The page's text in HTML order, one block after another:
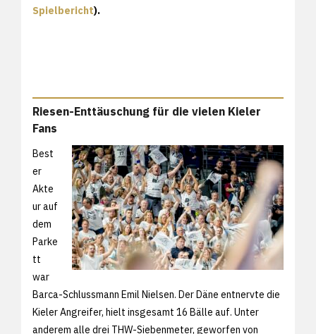
Spielbericht).
Riesen-Enttäuschung für die vielen Kieler
Fans
Best
er
Akte
ur auf
dem
Parke
tt
war
Barca-Schlussmann Emil Nielsen. Der Däne entnervte die
Kieler Angreifer, hielt insgesamt 16 Bälle auf. Unter
anderem alle drei THW-Siebenmeter, geworfen von